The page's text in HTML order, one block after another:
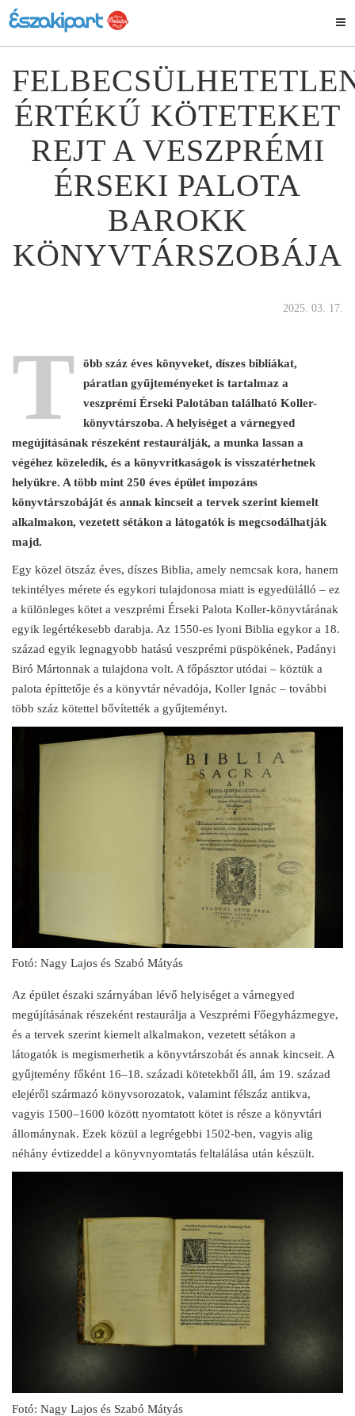
ÉRTÉKŰ KÖTETEKET
REJT A VESZPRÉMI
ÉRSEKI PALOTA
BAROKK
KÖNYVTÁRSZOBÁJA
2025. 03. 17.
T
öbb száz éves könyveket, díszes bibliákat,
páratlan gyűjteményeket is tartalmaz a
veszprémi Érseki Palotában található Koller-
könyvtárszoba. A helyiséget a várnegyed
megújításának részeként restaurálják, a munka lassan a
végéhez közeledik, és a könyvritkaságok is visszatérhetnek
helyükre. A több mint 250 éves épület impozáns
könyvtárszobáját és annak kincseit a tervek szerint kiemelt
alkalmakon, vezetett sétákon a látogatók is megcsodálhatják
majd.
Egy közel ötszáz éves, díszes Biblia, amely nemcsak kora, hanem
tekintélyes mérete és egykori tulajdonosa miatt is egyedülálló – ez
a különleges kötet a veszprémi Érseki Palota Koller-könyvtárának
egyik legértékesebb darabja. Az 1550-es lyoni Biblia egykor a 18.
század egyik legnagyobb hatású veszprémi püspökének, Padányi
Biró Mártonnak a tulajdona volt. A főpásztor utódai – köztük a
palota építtetője és a könyvtár névadója, Koller Ignác – további
több száz kötettel bővítették a gyűjteményt.
Fotó: Nagy Lajos és Szabó Mátyás
Az épület északi szárnyában lévő helyiséget a várnegyed
megújításának részeként restaurálja a Veszprémi Főegyházmegye,
és a tervek szerint kiemelt alkalmakon, vezetett sétákon a
látogatók is megismerhetik a könyvtárszobát és annak kincseit. A
gyűjtemény főként 16–18. századi kötetekből áll, ám 19. század
elejéről származó könyvsorozatok, valamint félszáz antikva,
vagyis 1500–1600 között nyomtatott kötet is része a könyvtári
állománynak. Ezek közül a legrégebbi 1502-ben, vagyis alig
néhány évtizeddel a könyvnyomtatás feltalálása után készült.
Fotó: Nagy Lajos és Szabó Mátyás